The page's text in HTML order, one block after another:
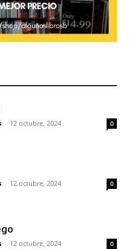
- 12 octubre, 2024 0
- 12 octubre, 2024 0
- 12 octubre, 2024 0